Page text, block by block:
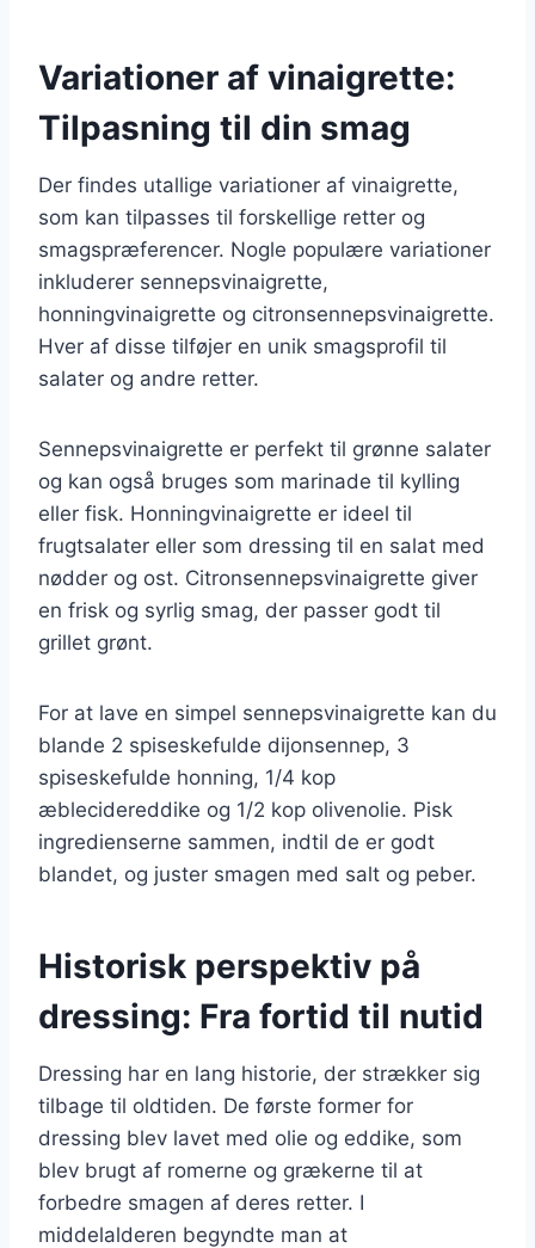
Variationer af vinaigrette:
Tilpasning til din smag
Der findes utallige variationer af vinaigrette,
som kan tilpasses til forskellige retter og
smagspræferencer. Nogle populære variationer
inkluderer sennepsvinaigrette,
honningvinaigrette og citronsennepsvinaigrette.
Hver af disse tilføjer en unik smagsprofil til
salater og andre retter.
Sennepsvinaigrette er perfekt til grønne salater
og kan også bruges som marinade til kylling
eller fisk. Honningvinaigrette er ideel til
frugtsalater eller som dressing til en salat med
nødder og ost. Citronsennepsvinaigrette giver
en frisk og syrlig smag, der passer godt til
grillet grønt.
For at lave en simpel sennepsvinaigrette kan du
blande 2 spiseskefulde dijonsennep, 3
spiseskefulde honning, 1/4 kop
æblecidereddike og 1/2 kop olivenolie. Pisk
ingredienserne sammen, indtil de er godt
blandet, og juster smagen med salt og peber.
Historisk perspektiv på
dressing: Fra fortid til nutid
Dressing har en lang historie, der strækker sig
tilbage til oldtiden. De første former for
dressing blev lavet med olie og eddike, som
blev brugt af romerne og grækerne til at
forbedre smagen af deres retter. I
middelalderen begyndte man at